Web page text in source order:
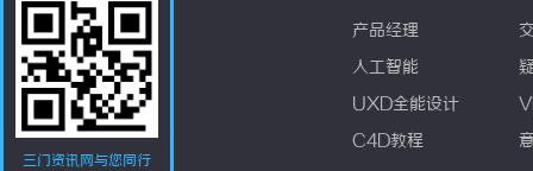
三门资讯网与您同行
产品经理
人工智能
UXD全能设计
C4D教程